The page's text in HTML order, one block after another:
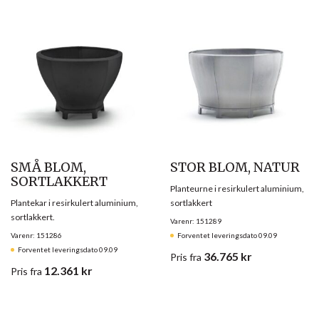
SMÅ BLOM,
SORTLAKKERT
Varenr: 151286
Forventet leveringsdato 09.09
Plantekar i resirkulert aluminium,
sortlakkert.
Pris fra 12.361 kr
STOR BLOM, NATUR
Varenr: 151289
Forventet leveringsdato 09.09
Planteurne i resirkulert aluminium,
sortlakkert
Pris fra 36.765 kr